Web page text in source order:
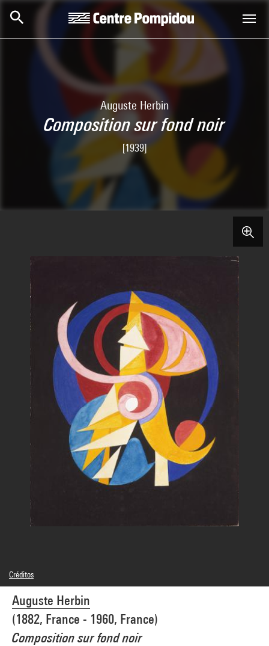
Skip to main content
Centre Pompidou
Auguste Herbin
Composition sur fond noir
[1939]
Auguste Herbin
(1882, France - 1960, France)
Composition sur fond noir
Créditos
© Adagp, Paris
Créditos fotográficos : Centre Pompidou, MNAM-CCI/Philippe Migeat/Dist.
GrandPalaisRmn
Referencia de la imagen : 4F50031 [2000 CX 0648]